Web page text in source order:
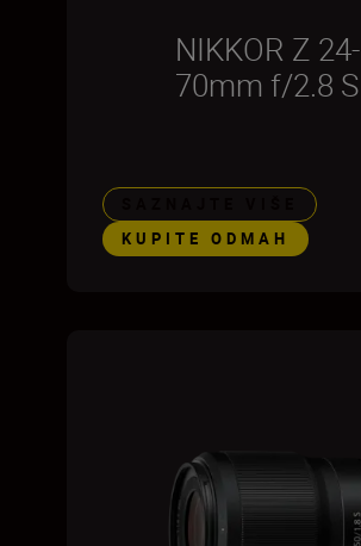
NIKKOR Z 24-
70mm f/2.8 S
KUPITE ODMAH